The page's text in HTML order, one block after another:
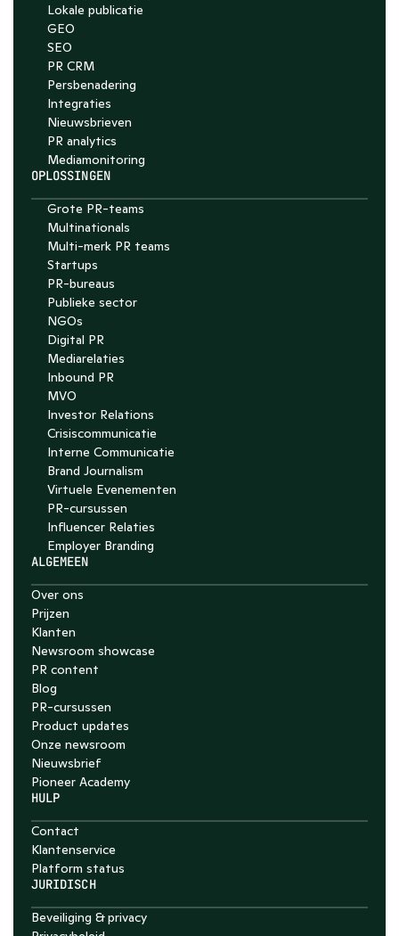
Lokale publicatie
GEO
SEO
PR CRM
Persbenadering
Integraties
Nieuwsbrieven
PR analytics
Media­monitoring
OPLOSSINGEN
Grote PR-teams
Multinationals
Multi-merk PR teams
Startups
PR-bureaus
Publieke sector
NGOs
Digital PR
Mediarelaties
Inbound PR
MVO
Investor Relations
Crisiscommunicatie
Interne Communicatie
Brand Journalism
Virtuele Evenementen
PR-cursussen
Influencer Relaties
Employer Branding
ALGEMEEN
Over ons
Prijzen
Klanten
Newsroom showcase
PR content
Blog
PR-cursussen
Product updates
Onze newsroom
Nieuwsbrief
Pioneer Academy
HULP
Contact
Klantenservice
Platform status
JURIDISCH
Beveiliging & privacy